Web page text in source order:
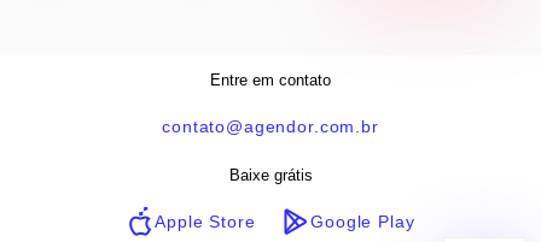
Entre em contato
contato@agendor.com.br
Baixe grátis
Apple Store Google Play